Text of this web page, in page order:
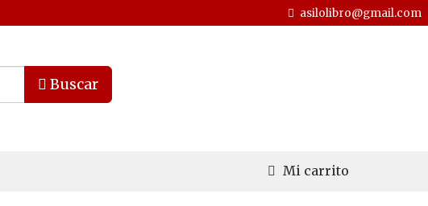
asilolibro@gmail.com
Buscar
Mi carrito